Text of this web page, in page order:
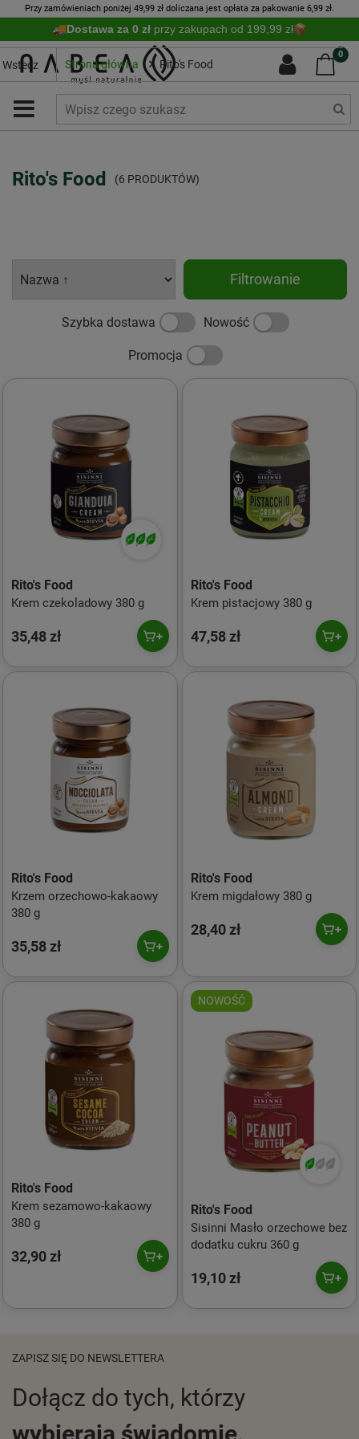
Przy zamówieniach poniżej 49,99 zł doliczana jest opłata za pakowanie 6,99 zł.
Dostawa za 0 zł przy zakupach od 199,99 zł
0
Wstecz Strona główna Rito's Food
Rito's Food (6 PRODUKTÓW)
Filtrowanie
Szybka dostawa Nowość
Promocja
Rito's Food
Krem czekoladowy 380 g
35,48 zł
Rito's Food
Krem pistacjowy 380 g
47,58 zł
Rito's Food
Krzem orzechowo-kakaowy
380 g
35,58 zł
Rito's Food
Krem migdałowy 380 g
28,40 zł
Rito's Food
Krem sezamowo-kakaowy
380 g
32,90 zł
NOWOŚĆ
Rito's Food
Sisinni Masło orzechowe bez
dodatku cukru 360 g
19,10 zł
ZAPISZ SIĘ DO NEWSLETTERA
Dołącz do tych, którzy